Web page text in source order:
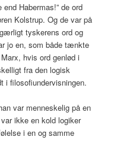
Habermas!” de ord
Kolstrup. Og de var på
tyskerens ord og
jo en, som både tænkte
hvis ord genlød i
fra den logisk
i filosofiundervisningen.
var menneskelig på en
ikke en kold logiker
i en og samme